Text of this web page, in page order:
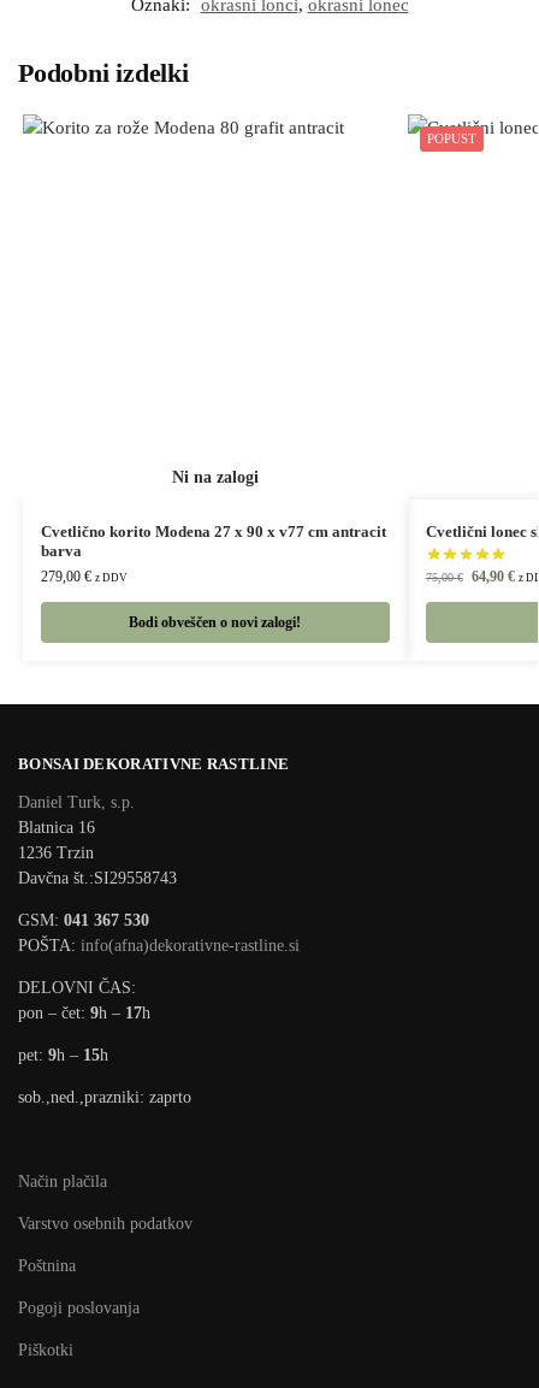
Oznaki: okrasni lonci, okrasni lonec
Podobni izdelki
Cvetlično korito Modena 27 x 90 x v77 cm antracit
barva
279,00 € z DDV
Bodi obveščen o novi zalogi!
POPUST
Cvetlični lonec
75,00€ 64,90 € z
BONSAI DEKORATIVNE RASTLINE
Daniel Turk, s.p.
Blatnica 16
1236 Trzin
Davčna št.:SI29558743
GSM: 041 367 530
POŠTA: info(afna)dekorativne-rastline.si
DELOVNI ČAS:
pon – čet: 9h – 17h
pet: 9h – 15h
sob.,ned.,prazniki: zaprto
Način plačila
Varstvo osebnih podatkov
Poštnina
Pogoji poslovanja
Piškotki